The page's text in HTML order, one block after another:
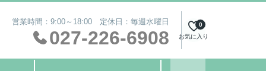
営業時間：9:00～18:00 定休日：毎週水曜日
027-226-6908 お気に入り
0